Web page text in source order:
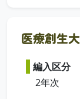
医療創生
編入区分
2年次